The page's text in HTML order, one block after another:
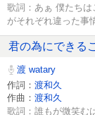
歌詞：あぁ 僕たち
がそれぞれ違った事
君の為にできる
渡 watary
作詞： 渡和久
作曲： 渡和久
歌詞：誰もが微笑む